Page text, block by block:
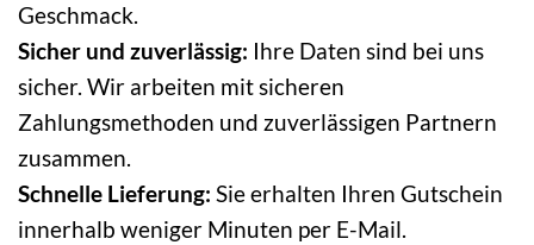
Geschmack.
Sicher und zuverlässig: Ihre Daten sind bei uns
sicher. Wir arbeiten mit sicheren
Zahlungsmethoden und zuverlässigen Partnern
zusammen.
Schnelle Lieferung: Sie erhalten Ihren Gutschein
innerhalb weniger Minuten per E-Mail.